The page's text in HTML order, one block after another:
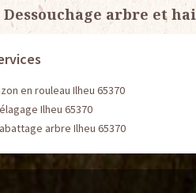
arbre et
en rouleau Ilheu 65370
Ilheu 65370
arbre Ilheu 65370